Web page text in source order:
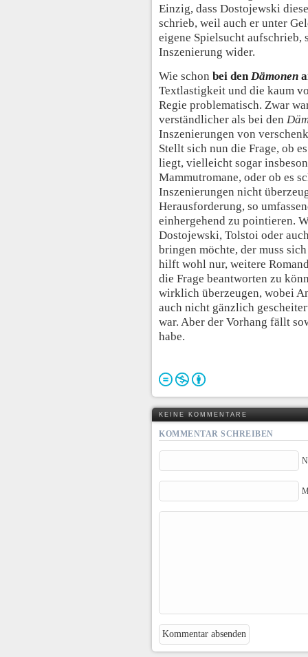
Einzig, dass Dostojewski
schrieb, weil auch er unter
eigene Spielsucht
Inszenierung wider.
Wie schon bei denDämonen
Textlastigkeit und die kaum
Regie problematisch. Zwar
verständlicher als bei den
Inszenierungen von
Stellt sich nun die Frage, ob
liegt, vielleicht sogar
Mammutromane, oder ob es
Inszenierungen nicht
Herausforderung, so
einhergehend zu pointieren.
Dostojewski, Tolstoi oder
bringen möchte, der muss
hilft wohl nur, weitere
die Frage beantworten zu
wirklich überzeugen, wobei
auch nicht gänzlich
war. Aber der Vorhang fällt
habe.
KEINE KOMMENTARE
KOMMENTAR SCHREIBEN